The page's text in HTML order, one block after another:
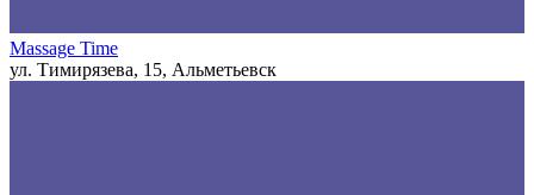
Massage Time
ул. Тимирязева, 15, Альметьевск